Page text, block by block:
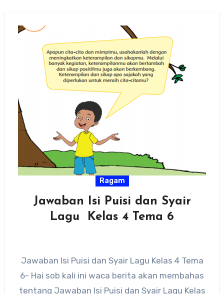
Ragam
Jawaban Isi Puisi dan Syair
Lagu Kelas 4 Tema 6
Jawaban Isi Puisi dan Syair Lagu Kelas 4 Tema
6- Hai sob kali ini waca berita akan membahas
tentang Jawaban Isi Puisi dan Syair Lagu Kelas